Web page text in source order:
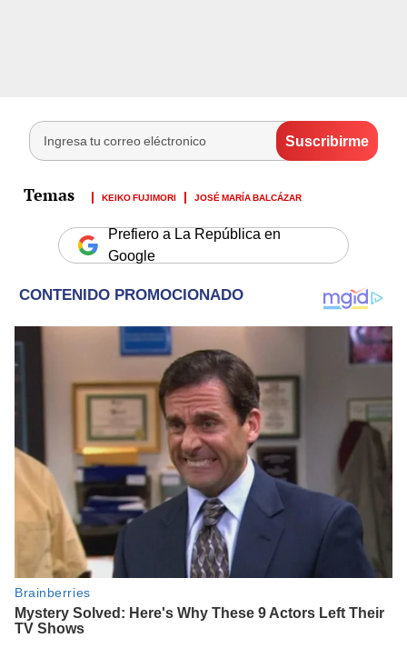
KEIKO FUJIMORI JOSÉ MARÍA BALCÁZAR
Prefiero a La República en
Google